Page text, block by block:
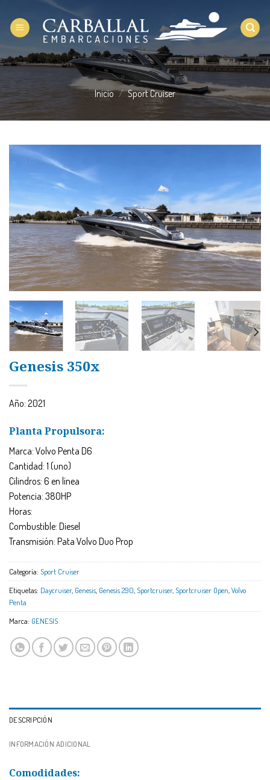
contenido
Inicio / Sport Cruiser
Genesis 350x
Año: 2021
Planta Propulsora:
Marca: Volvo Penta D6
Cantidad: 1 (uno)
Cilindros: 6 en línea
Potencia: 380HP
Horas:
Combustible: Diesel
Transmisión: Pata Volvo Duo Prop
Categoría: Sport Cruiser
Etiquetas: Daycruiser, Genesis Genesis 290 Sportcruiser, Sportcruiser Open Volvo
Penta
Marca: GENESIS
DESCRIPCIÓN
INFORMACIÓN ADICIONAL
Comodidades: